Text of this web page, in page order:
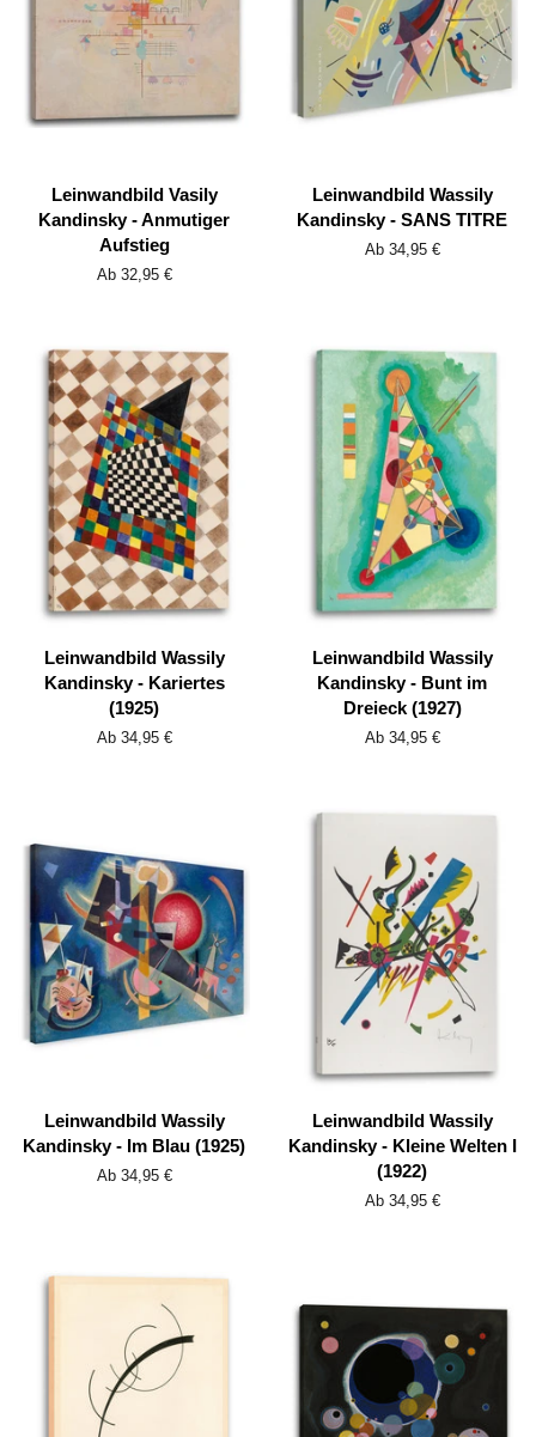
Leinwandbild Vasily
Kandinsky - Anmutiger
Aufstieg
Ab 32,95 €
Leinwandbild Wassily
Kandinsky - SANS TITRE
Ab 34,95 €
Leinwandbild Wassily
Kandinsky - Kariertes
(1925)
Ab 34,95 €
Leinwandbild Wassily
Kandinsky - Bunt im
Dreieck (1927)
Ab 34,95 €
Leinwandbild Wassily
Kandinsky - Im Blau (1925)
Ab 34,95 €
Leinwandbild Wassily
Kandinsky - Kleine Welten I
(1922)
Ab 34,95 €